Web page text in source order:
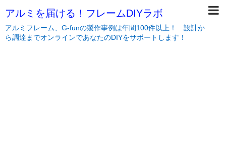
アルミを届ける！フレームDIYラボ
アルミフレーム、G-funの製作事例は年間100件以上！ 設計か
ら調達までオンラインであなたのDIYをサポートします！